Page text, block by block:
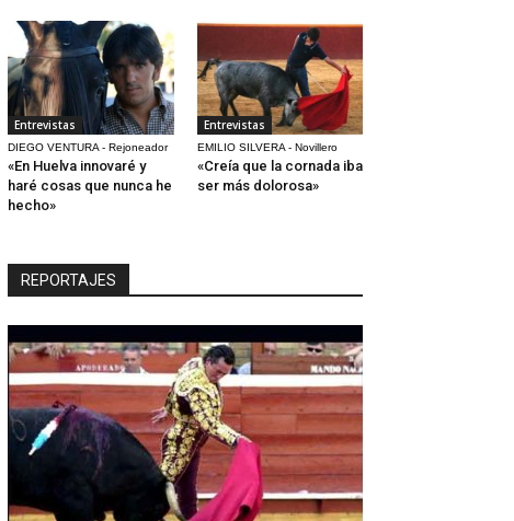
Entrevistas
DIEGO VENTURA - Rejoneador
«En Huelva innovaré y
haré cosas que nunca he
hecho»
Entrevistas
EMILIO SILVERA - Novillero
«Creía que la cornada iba
ser más dolorosa»
REPORTAJES